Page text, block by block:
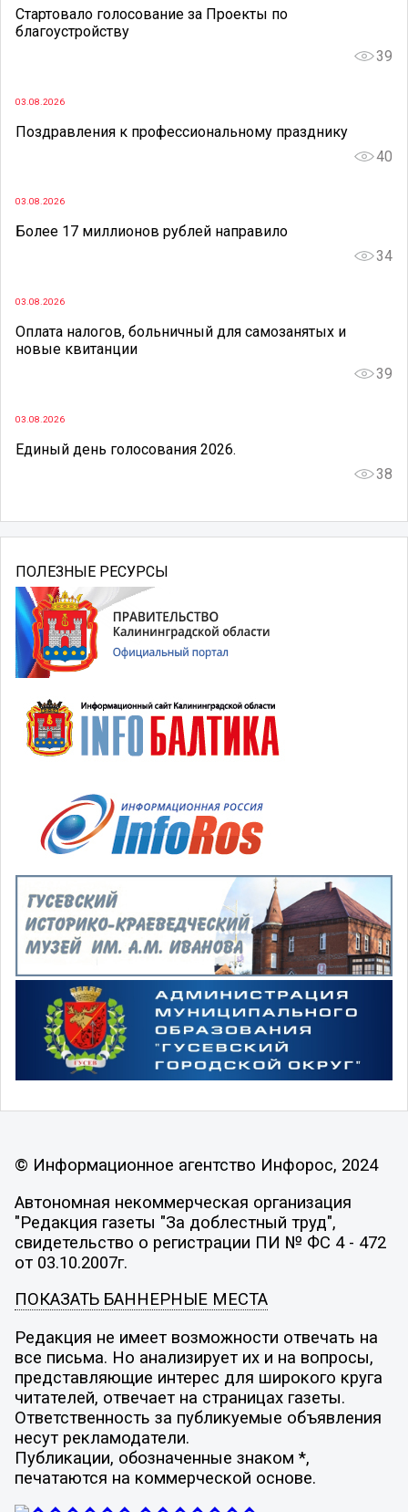
Стартовало голосование за Проекты по
благоустройству
39
03.08.2026
Поздравления к профессиональному празднику
40
03.08.2026
Более 17 миллионов рублей направило
34
03.08.2026
Оплата налогов, больничный для самозанятых и
новые квитанции
39
03.08.2026
Единый день голосования 2026.
38
ПОЛЕЗНЫЕ РЕСУРСЫ
© Информационное агентство Инфорос, 2024
Автономная некоммерческая организация
"Редакция газеты "За доблестный труд",
свидетельство о регистрации ПИ № ФС 4 - 472
от 03.10.2007г.
ПОКАЗАТЬ БАННЕРНЫЕ МЕСТА
Редакция не имеет возможности отвечать на
все письма. Но анализирует их и на вопросы,
представляющие интерес для широкого круга
читателей, отвечает на страницах газеты.
Ответственность за публикуемые объявления
несут рекламодатели.
Публикации, обозначенные знаком *,
печатаются на коммерческой основе.